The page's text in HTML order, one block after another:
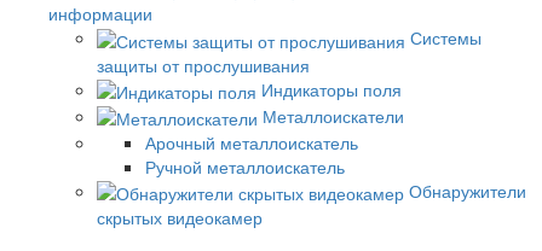
информации
Системы
защиты от прослушивания
Индикаторы поля
Металлоискатели
Арочный металлоискатель
Ручной металлоискатель
Обнаружители
скрытых видеокамер